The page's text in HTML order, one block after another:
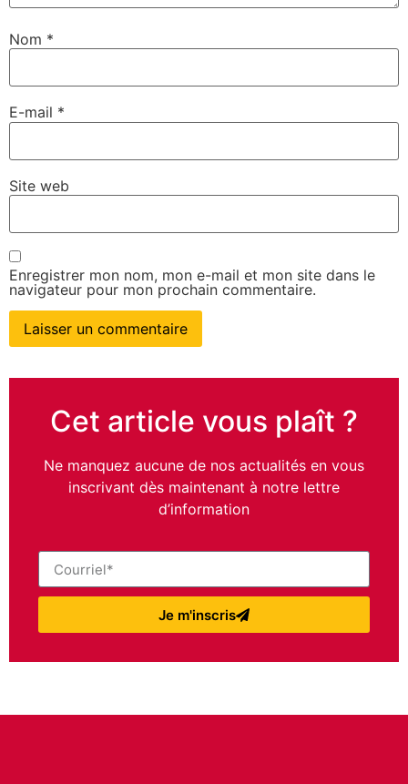
Nom *
E-mail *
Site web
Enregistrer mon nom, mon e-mail et mon site dans le
navigateur pour mon prochain commentaire.
Cet article vous plaît ?
Ne manquez aucune de nos actualités en vous
inscrivant dès maintenant à notre lettre
d’information
Je m'inscris